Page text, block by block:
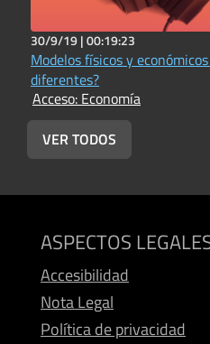
30/9/19 |00:19:23
Modelos físicos y
diferentes?
Acceso: Economía
VER TODOS
ASPECTOS
Accesibilidad
Nota Legal
Política de privacidad